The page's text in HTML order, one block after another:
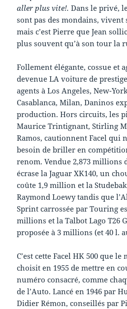
aller plus vite!.Dans le privé,
sont pas des mondains,
mais c’est Pierre que Jean
plus souvent qu’à son tour la
Follement élégante, cossue et
devenue LA voiture de
agents à Los Angeles, New-
Casablanca, Milan, Daninos
production. Hors circuits, les
Maurice Trintignant, Stirling
Ramos, cautionnent Facel qui
besoin de briller en
renom. Vendue 2,873 millions
écrase la Jaguar XK140, un
coûte 1,9 million et la
Raymond Loewy tandis que
Sprint carrossée par Touring
millions et la Talbot Lago T26
proposée à 3 millions (et 40 l.
C’est cette Facel HK 500 que le
choisit en 1955 de mettre en
numéro consacré, comme
de l’Auto. Lancé en 1946 par
Didier Rémon, conseillés par